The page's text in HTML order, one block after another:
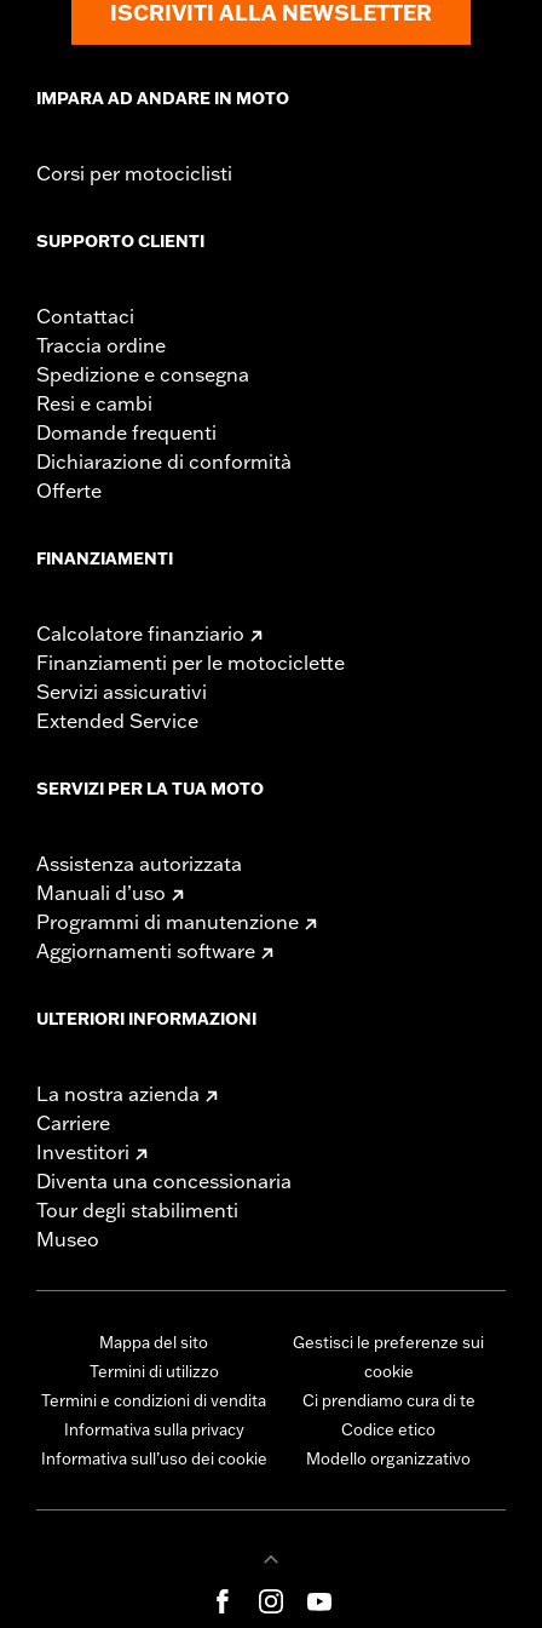
ISCRIVITI ALLA NEWSLETTER
IMPARA AD ANDARE IN MOTO
Corsi per motociclisti
SUPPORTO CLIENTI
Contattaci
Traccia ordine
Spedizione e consegna
Resi e cambi
Domande frequenti
Dichiarazione di conformità
Offerte
FINANZIAMENTI
Calcolatore finanziario
Finanziamenti per le motociclette
Servizi assicurativi
Extended Service
SERVIZI PER LA TUA MOTO
Assistenza autorizzata
Manuali d’uso
Programmi di manutenzione
Aggiornamenti software
ULTERIORI INFORMAZIONI
La nostra azienda
Carriere
Investitori
Diventa una concessionaria
Tour degli stabilimenti
Museo
Mappa del sito
Termini di utilizzo
Termini e condizioni di vendita
Informativa sulla privacy
Informativa sull’uso dei cookie
Gestisci le preferenze sui
cookie
Ci prendiamo cura di te
Codice etico
Modello organizzativo